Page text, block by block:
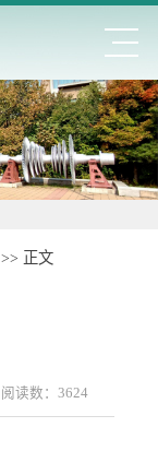
>> 正文
阅读数： 3624